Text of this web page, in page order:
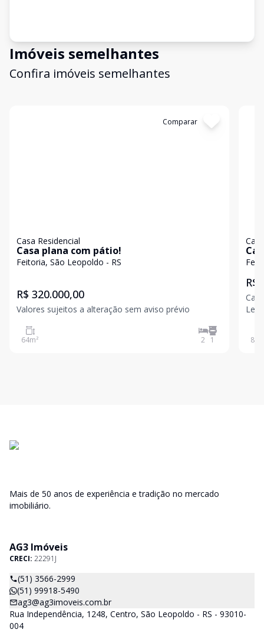
Imóveis semelhantes
Confira imóveis semelhantes
Comparar
Casa Residencial
Casa plana com pátio!
Feitoria, São Leopoldo - RS
R$ 320.000,00
Valores sujeitos a alteração sem aviso prévio
64m² 2 1
R$
Leopoldo! Entre
80
Mais de 50 anos de experiência e tradição no mercado
imobiliário.
AG3 Imóveis
CRECI: 22291J
(51) 3566-2999
(51) 99918-5490
ag3@ag3imoveis.com.br
Rua Independência, 1248, Centro, São Leopoldo - RS - 93010-
004